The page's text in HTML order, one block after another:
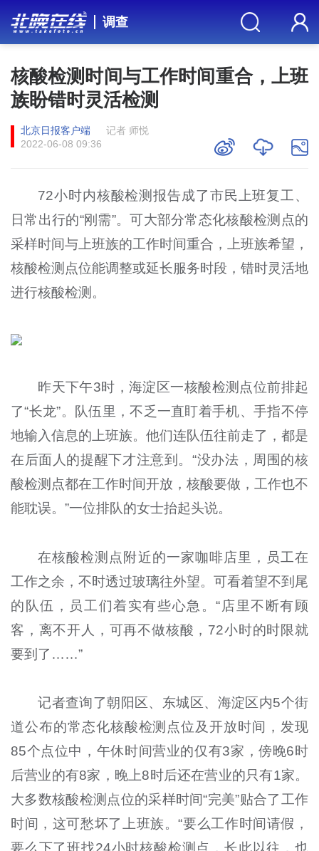
调查
核酸检测时间与工作时间重合，上班
族盼错时灵活检测
北京日报客户端
记者 师悦
2022-06-08 09:36
72小时内核酸检测报告成了市民上班复工、
日常出行的“刚需”。可大部分常态化核酸检测点的
采样时间与上班族的工作时间重合，上班族希望，
核酸检测点位能调整或延长服务时段，错时灵活地
进行核酸检测。
昨天下午3时，海淀区一核酸检测点位前排起
了“长龙”。队伍里，不乏一直盯着手机、手指不停
地输入信息的上班族。他们连队伍往前走了，都是
在后面人的提醒下才注意到。“没办法，周围的核
酸检测点都在工作时间开放，核酸要做，工作也不
能耽误。”一位排队的女士抬起头说。
在核酸检测点附近的一家咖啡店里，员工在
工作之余，不时透过玻璃往外望。可看着望不到尾
的队伍，员工们着实有些心急。“店里不断有顾
客，离不开人，可再不做核酸，72小时的时限就
要到了……”
记者查询了朝阳区、东城区、海淀区内5个街
道公布的常态化核酸检测点位及开放时间，发现
85个点位中，午休时间营业的仅有3家，傍晚6时
后营业的有8家，晚上8时后还在营业的只有1家。
大多数核酸检测点位的采样时间“完美”贴合了工作
时间，这可愁坏了上班族。“要么工作时间请假，